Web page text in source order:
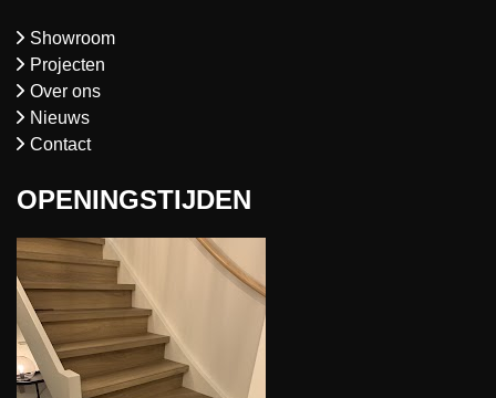
Showroom
Projecten
Over ons
Nieuws
Contact
OPENINGSTIJDEN